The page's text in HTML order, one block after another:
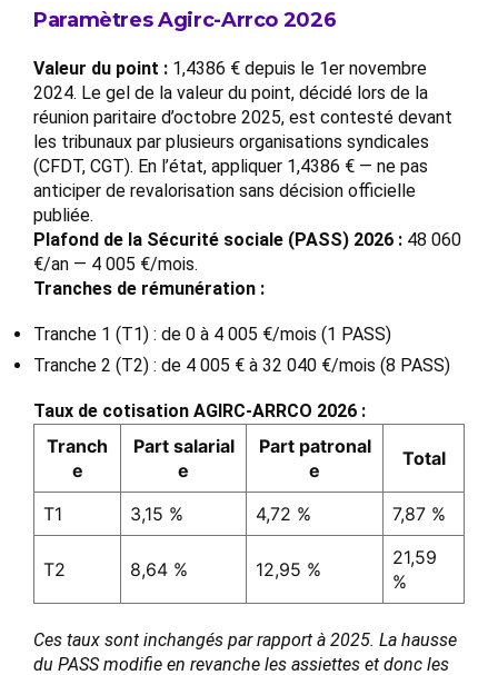
Paramètres Agirc-Arrco 2026
Valeur du point : 1,4386 € depuis le 1er novembre
2024. Le gel de la valeur du point, décidé lors de la
réunion paritaire d’octobre 2025, est contesté devant
les tribunaux par plusieurs organisations syndicales
(CFDT, CGT). En l’état, appliquer 1,4386 € — ne pas
anticiper de revalorisation sans décision officielle
publiée.
Plafond de la Sécurité sociale (PASS) 2026 : 48 060
€/an — 4 005 €/mois.
Tranches de rémunération :
Tranche 1 (T1) : de 0 à 4 005 €/mois (1 PASS)
Tranche 2 (T2) : de 4 005 € à 32 040 €/mois (8 PASS)
Taux de cotisation AGIRC-ARRCO 2026 :
Tranch
e
Part salarial
e
Part patronal
e
Total
T1 3,15 % 4,72 % 7,87 %
T2 8,64 % 12,95 %
21,59
%
Ces taux sont inchangés par rapport à 2025. La hausse
du PASS modifie en revanche les assiettes et donc les